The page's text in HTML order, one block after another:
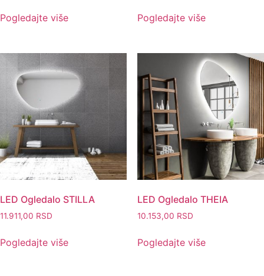
Pogledajte više Pogledajte više
LED Ogledalo STILLA
11.911,00 RSD
Pogledajte više
LED Ogledalo THEIA
10.153,00 RSD
Pogledajte više